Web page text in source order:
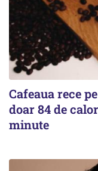
Cafeaua rece
doar 84 de
minute